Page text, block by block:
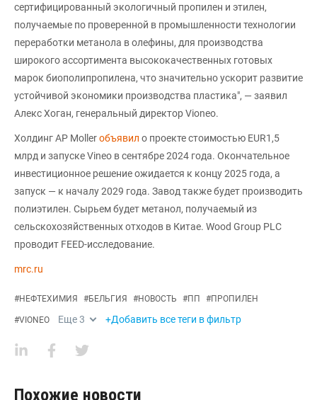
сертифицированный экологичный пропилен и этилен,
получаемые по проверенной в промышленности технологии
переработки метанола в олефины, для производства
широкого ассортимента высококачественных готовых
марок биополипропилена, что значительно ускорит развитие
устойчивой экономики производства пластика", — заявил
Алекс Хоган, генеральный директор Vioneo.
Холдинг AP Mollerобъявил о проекте стоимостью EUR1,5
млрд и запуске Vineo в сентябре 2024 года. Окончательное
инвестиционное решение ожидается к концу 2025 года, а
запуск — к началу 2029 года. Завод также будет производить
полиэтилен. Сырьем будет метанол, получаемый из
сельскохозяйственных отходов в Китае. Wood Group PLC
проводит FEED-исследование.
mrc.ru
#НЕФТЕХИМИЯ #БЕЛЬГИЯ #НОВОСТЬ #ПП #ПРОПИЛЕН
#VIONEO Еще3 +Добавить все теги в фильтр
Похожие новости